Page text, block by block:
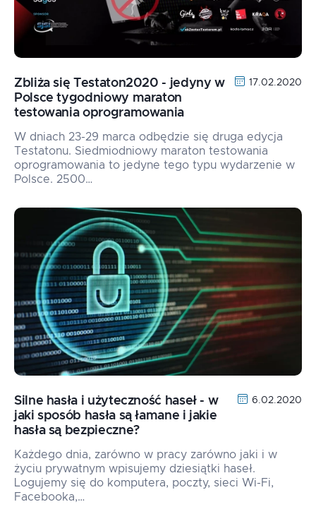
Zbliża się Testaton2020 - jedyny w
Polsce tygodniowy maraton
testowania oprogramowania
17.02.2020
W dniach 23-29 marca odbędzie się druga edycja
Testatonu. Siedmiodniowy maraton testowania
oprogramowania to jedyne tego typu wydarzenie w
Polsce. 2500…
Silne hasła i użyteczność haseł - w
jaki sposób hasła są łamane i jakie
hasła są bezpieczne?
6.02.2020
Każdego dnia, zarówno w pracy zarówno jaki i w
życiu prywatnym wpisujemy dziesiątki haseł.
Logujemy się do komputera, poczty, sieci Wi-Fi,
Facebooka,…